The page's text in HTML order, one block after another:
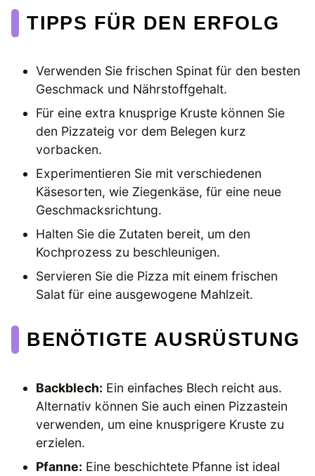
TIPPS FÜR DEN ERFOLG
Verwenden Sie frischen Spinat für den besten
Geschmack und Nährstoffgehalt.
Für eine extra knusprige Kruste können Sie
den Pizzateig vor dem Belegen kurz
vorbacken.
Experimentieren Sie mit verschiedenen
Käsesorten, wie Ziegenkäse, für eine neue
Geschmacksrichtung.
Halten Sie die Zutaten bereit, um den
Kochprozess zu beschleunigen.
Servieren Sie die Pizza mit einem frischen
Salat für eine ausgewogene Mahlzeit.
BENÖTIGTE AUSRÜSTUNG
Backblech: Ein einfaches Blech reicht aus.
Alternativ können Sie auch einen Pizzastein
verwenden, um eine knusprigere Kruste zu
erzielen.
Pfanne: Eine beschichtete Pfanne ist ideal